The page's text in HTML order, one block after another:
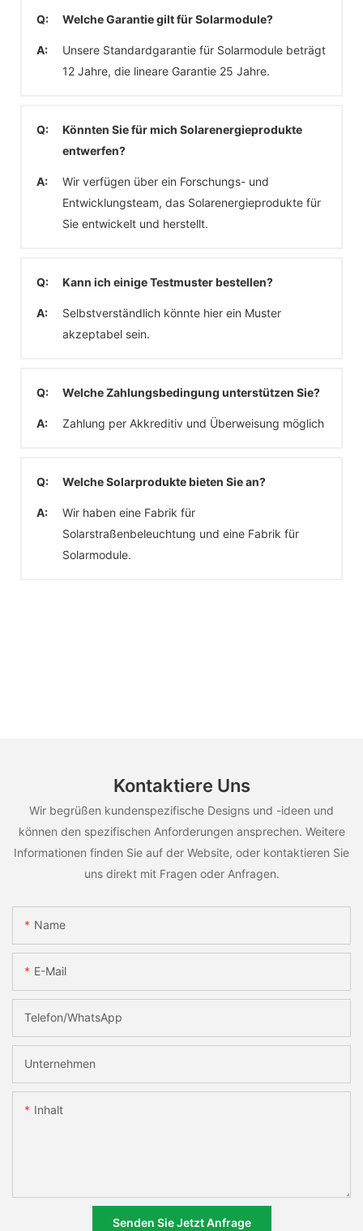
Q: Welche Garantie gilt für Solarmodule?
A:
Unsere Standardgarantie für Solarmodule beträgt
12 Jahre, die lineare Garantie 25 Jahre.
Q:
Könnten Sie für mich Solarenergieprodukte
entwerfen?
A:
Wir verfügen über ein Forschungs- und
Entwicklungsteam, das Solarenergieprodukte für
Sie entwickelt und herstellt.
Q: Kann ich einige Testmuster bestellen?
A:
Selbstverständlich könnte hier ein Muster
akzeptabel sein.
Q: Welche Zahlungsbedingung unterstützen Sie?
A: Zahlung per Akkreditiv und Überweisung möglich
Q: Welche Solarprodukte bieten Sie an?
A:
Wir haben eine Fabrik für
Solarstraßenbeleuchtung und eine Fabrik für
Solarmodule.
Kontaktiere Uns
Wir begrüßen kundenspezifische Designs und -ideen und
können den spezifischen Anforderungen ansprechen. Weitere
Informationen finden Sie auf der Website, oder kontaktieren Sie
uns direkt mit Fragen oder Anfragen.
Name
E-Mail
Telefon/WhatsApp
Unternehmen
Inhalt
Senden Sie Jetzt Anfrage